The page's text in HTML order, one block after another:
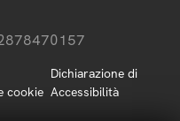
cookie
Dichiarazione di
Accessibilità